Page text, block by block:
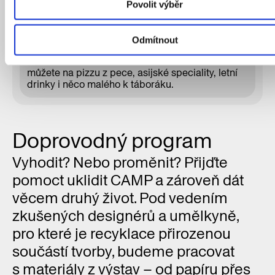
Povolit výběr
Odmítnout
17.00–22.00 Občerstvení
můžete na pizzu z pece, asijské speciality, letní
drinky i něco malého k táboráku.
Doprovodný program
Vyhodit? Nebo proměnit? Přijďte
pomoct uklidit CAMP a zároveň dát
věcem druhý život. Pod vedením
zkušených designérů a umělkyně,
pro které je recyklace přirozenou
součástí tvorby, budeme pracovat
s materiály z výstav – od papíru přes